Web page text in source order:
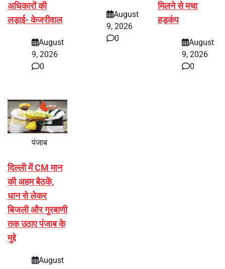
अधिकारों की
लड़ाई- केजरीवाल
August
9, 2026
0
August
9, 2026
0
मिलने से मचा
हड़कंप
August
9, 2026
0
पंजाब
दिल्ली में CM मान
की अहम बैठकें,
धान से लेकर
बिजली और गुरबाणी
तक उठाए पंजाब के
मुद्दे
August